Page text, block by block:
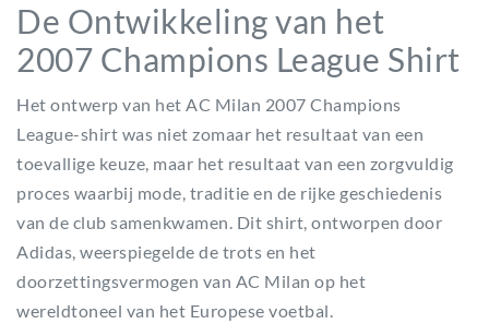
De Ontwikkeling van het
2007 Champions League Shirt
Het ontwerp van het AC Milan 2007 Champions
League-shirt was niet zomaar het resultaat van een
toevallige keuze, maar het resultaat van een zorgvuldig
proces waarbij mode, traditie en de rijke geschiedenis
van de club samenkwamen. Dit shirt, ontworpen door
Adidas, weerspiegelde de trots en het
doorzettingsvermogen van AC Milan op het
wereldtoneel van het Europese voetbal.